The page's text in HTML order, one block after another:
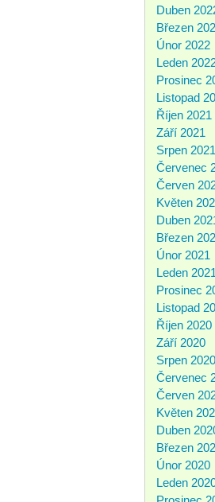
Duben
Březen
Únor 2022
Leden
Prosinec
Listopad
Říjen 2021
Září 2021
Srpen 2021
Červenec
Červen
Květen
Duben
Březen
Únor 2021
Leden 2021
Prosinec
Listopad
Říjen 2020
Září 2020
Srpen 2020
Červenec
Červen
Květen
Duben
Březen
Únor 2020
Leden